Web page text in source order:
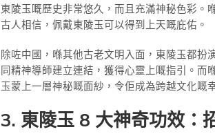
東陵玉嘅歷史非常悠久，而且充滿神秘色彩。
古人相信，佩戴東陵玉可以得到上天嘅庇佑。
除咗中國，喺其他古老文明入面，東陵玉都
同精神導師建立連結，獲得心靈上嘅指引。
玉蒙上一層神秘嘅面紗，令佢成為跨越文化嘅
3. 東陵玉 8 大神奇功效：